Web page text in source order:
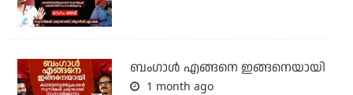
ബം​ഗാൾ എങ്ങനെ ഇങ്ങനെയായി
1 month ago